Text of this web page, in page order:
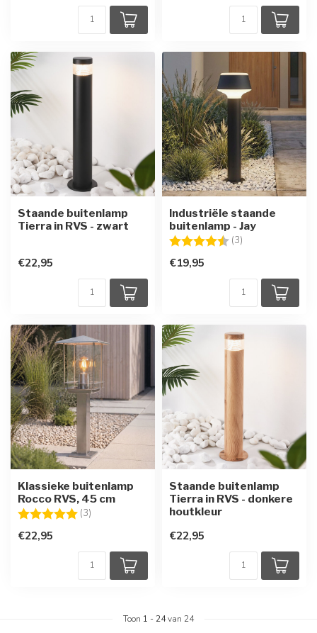
Staande buitenlamp
Tierra in RVS - zwart
€22,95
Industriële staande
buitenlamp - Jay
Beoordeling: (3)
€19,95
Klassieke buitenlamp
Rocco RVS, 45 cm
Beoordeling: (3)
€22,95
Staande buitenlamp
Tierra in RVS - donkere
houtkleur
€22,95
Toon 1 - 24van 24